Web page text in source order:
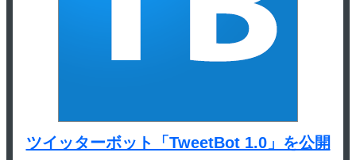
ツイッターボット「TweetBot 1.0」を公開